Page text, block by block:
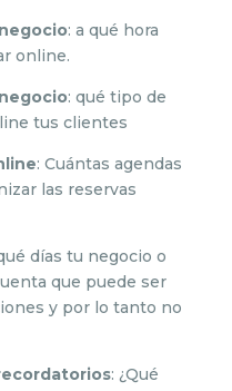
: a qué hora
online.
: qué tipo de
tus clientes
: Cuántas agendas
las reservas
días tu negocio o
que puede ser
y por lo tanto no
: ¿Qué